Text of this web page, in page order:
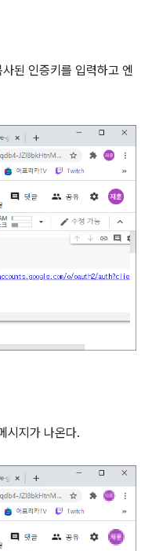
된 인증키를 입력하고 엔
시지가 나온다.